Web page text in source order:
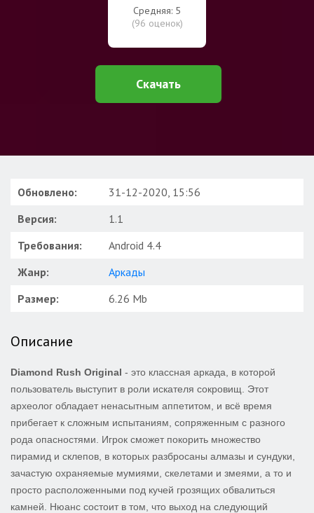
Средняя: 5
(96 оценок)
Скачать
Обновлено:
31-12-2020, 15:56
Версия:
1.1
Требования:
Android 4.4
Жанр:
Аркады
Размер:
6.26 Mb
Описание
Diamond Rush Original - это классная аркада, в которой
пользователь выступит в роли искателя сокровищ. Этот
археолог обладает ненасытным аппетитом, и всё время
прибегает к сложным испытаниям, сопряженным с разного
рода опасностями. Игрок сможет покорить множество
пирамид и склепов, в которых разбросаны алмазы и сундуки,
зачастую охраняемые мумиями, скелетами и змеями, а то и
просто расположенными под кучей грозящих обвалиться
камней. Нюанс состоит в том, что выход на следующий